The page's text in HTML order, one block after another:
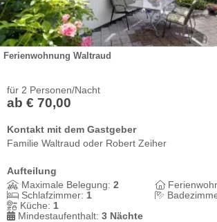
Ferienwohnung Waltraud
für 2 Personen/Nacht
ab € 70,00
Kontakt mit dem Gastgeber
Familie Waltraud oder Robert Zeiher
Aufteilung
Maximale Belegung: 2
Schlafzimmer: 1
Küche: 1
Mindestaufenthalt: 3 Nächte